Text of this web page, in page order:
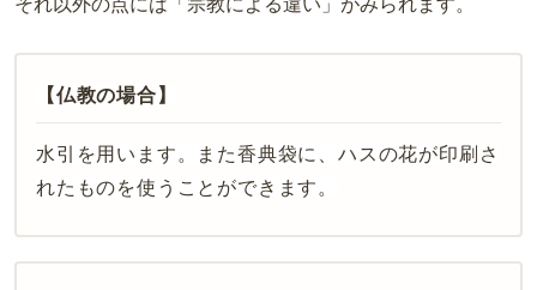
それ以外の点には「宗教による違い」がみられます。
【仏教の場合】
水引を用います。また香典袋に、ハスの花が印刷さ
れたものを使うことができます。